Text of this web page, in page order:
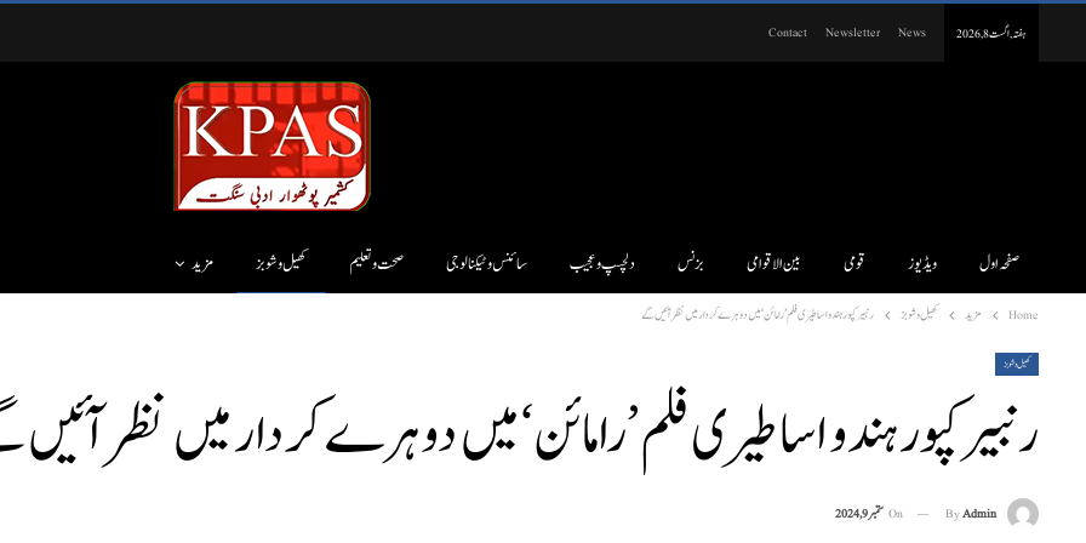
ہفتہ, اگست 8, 2026 News
Newsletter
Contact
صفحہ اول ویڈیوز قومی بین الاقوامی بزنس دلچسپ و عجیب سائنس وٹیکنالوجی صحت و تعلیم کھیل و شوبز مزید
Home مزید کھیل و شوبز رنبیر کپور ہندو اساطیری فلم ’رامائن‘ میں دوہرے کردار میں نظر آئیں گے
کھیل و شوبز
رنبیر کپور ہندو اساطیری فلم ’رامائن‘ میں دوہرے کردار میں نظر
ByAdmin
On ستمبر 9, 2024